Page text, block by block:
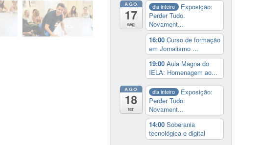
AGO
17
seg
dia inteiro
Exposição:
Perder Tudo.
Novament...
16:00 Curso de formação
em Jornalismo ...
19:00 Aula Magna do
IELA: Homenagem ao...
AGO
18
ter
dia inteiro
Exposição:
Perder Tudo.
Novament...
14:00 Soberania
tecnológica e digital